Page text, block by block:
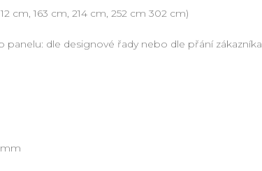
cm, 163 cm, 214 cm, 252 cm 302 cm)
dle designové řady nebo dle přání zákazníka
mm